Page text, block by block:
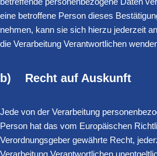
eine betroffene Person dieses
nehmen, kann sie sich hierzu jederzeit
die Verarbeitung Verantwortlichen
b) Recht auf Auskunft
Jede von der Verarbeitung
Person hat das vom Europäischen
Verordnungsgeber gewährte Recht,